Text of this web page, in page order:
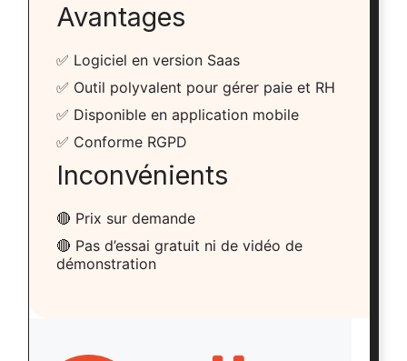
Avantages
✅ Logiciel en version Saas
✅ Outil polyvalent pour gérer paie et RH
✅ Disponible en application mobile
✅ Conforme RGPD
Inconvénients
🔴 Prix sur demande
🔴 Pas d’essai gratuit ni de vidéo de
démonstration